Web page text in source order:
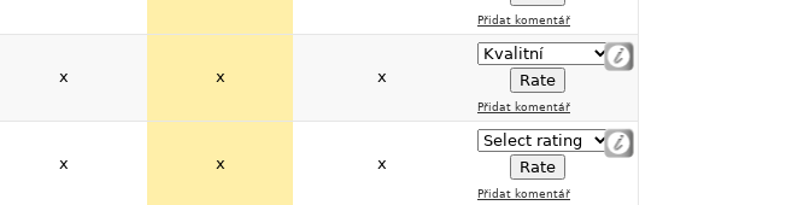
Přidat komentář
x x x
Přidat komentář
x x x
Přidat komentář